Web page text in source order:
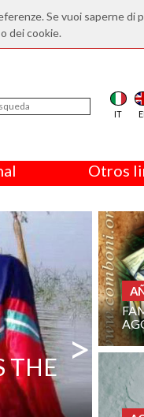
Se vuoi saperne di
dei cookie.
IT
Otros
THE >